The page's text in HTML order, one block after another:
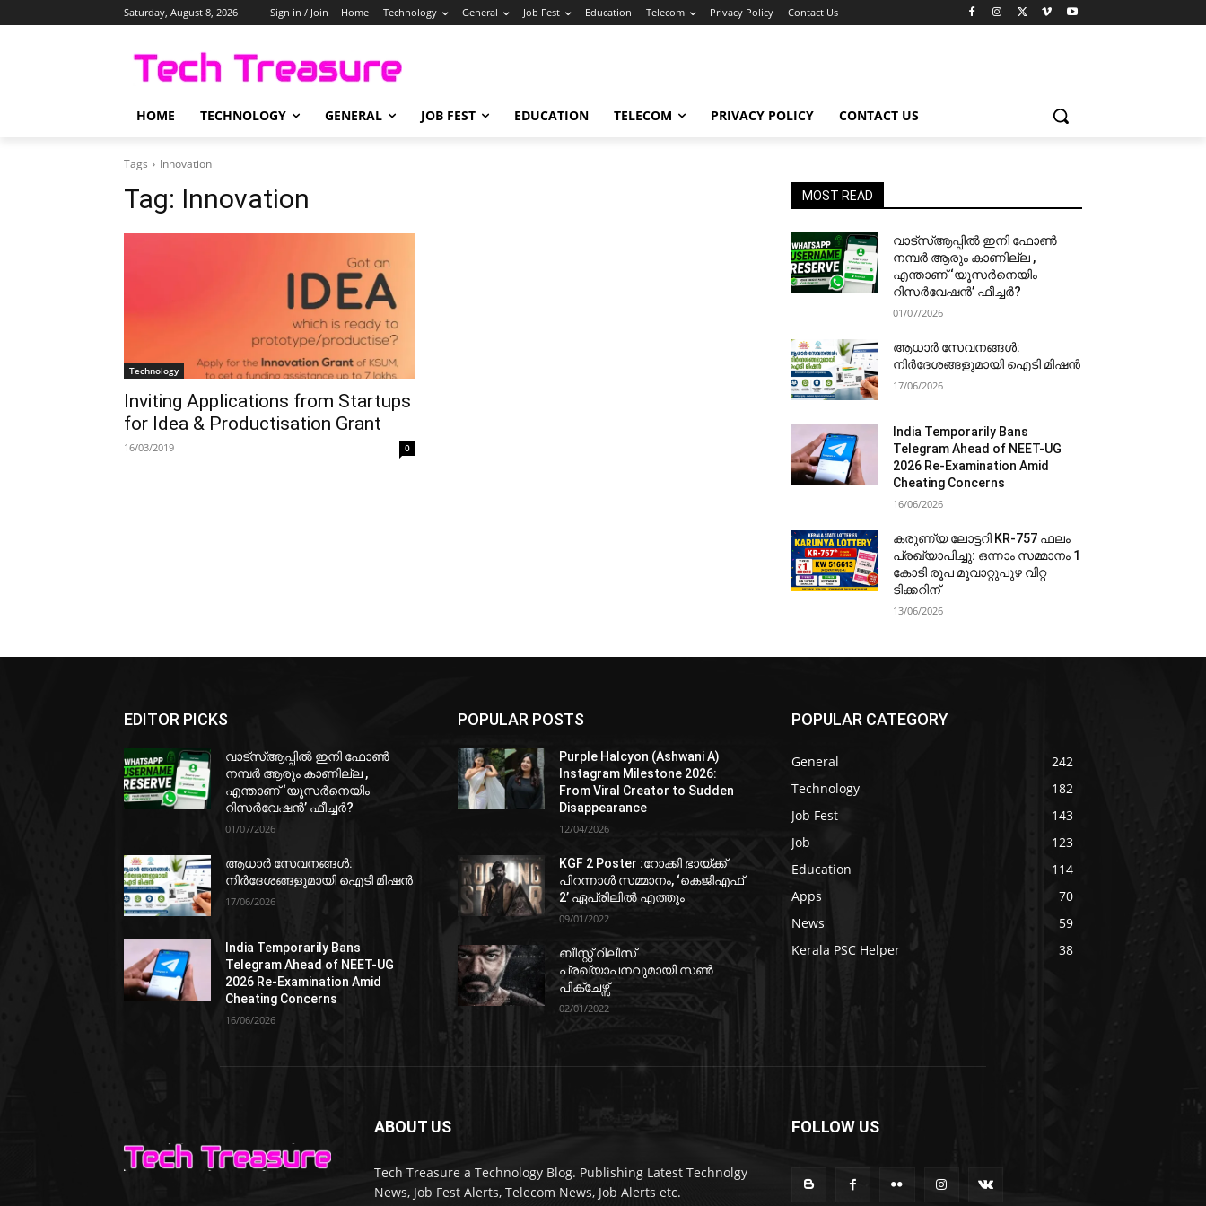
Saturday, August 8, 2026 Sign in / Join Home Technology General Job Fest Education Telecom Privacy Policy Contact Us
HOME TECHNOLOGY GENERAL JOB FEST EDUCATION TELECOM PRIVACY POLICY CONTACT US
Tags Innovation
Tag: Innovation
Technology
Inviting Applications from Startups
for Idea & Productisation Grant
16/03/2019 0
MOST READ
വാട്‌സ്ആപ്പിൽ ഇനി ഫോൺ
നമ്പർ ആരും കാണില്ല ,
എന്താണ് ‘യൂസർനെയിം
റിസർവേഷൻ’ ഫീച്ചർ?
01/07/2026
ആധാർ സേവനങ്ങൾ:
നിർദേശങ്ങളുമായി ഐടി മിഷൻ
17/06/2026
India Temporarily Bans
Telegram Ahead of NEET-UG
2026 Re-Examination Amid
Cheating Concerns
16/06/2026
കരുണ്യ ലോട്ടറി KR-757 ഫലം
പ്രഖ്യാപിച്ചു: ഒന്നാം സമ്മാനം 1
കോടി രൂപ മൂവാറ്റുപുഴ വിറ്റ
ടിക്കറിന്
13/06/2026
EDITOR PICKS
വാട്‌സ്ആപ്പിൽ ഇനി ഫോൺ
നമ്പർ ആരും കാണില്ല ,
എന്താണ് ‘യൂസർനെയിം
റിസർവേഷൻ’ ഫീച്ചർ?
01/07/2026
ആധാർ സേവനങ്ങൾ:
നിർദേശങ്ങളുമായി ഐടി മിഷൻ
17/06/2026
India Temporarily Bans
Telegram Ahead of NEET-UG
2026 Re-Examination Amid
Cheating Concerns
16/06/2026
POPULAR POSTS
Purple Halcyon (Ashwani A)
Instagram Milestone 2026:
From Viral Creator to Sudden
Disappearance
12/04/2026
KGF 2 Poster :റോക്കി ഭായ്ക്ക്
പിറന്നാൾ സമ്മാനം, ‘കെജിഎഫ്
2’ ഏപ്രിലിൽ എത്തും
09/01/2022
ബീസ്റ്റ് റിലീസ്
പ്രഖ്യാപനവുമായി സണ്‍
പിക്ചേഴ്സ്
02/01/2022
POPULAR CATEGORY
General
242
Technology
182
Job Fest
143
Job
123
Education
114
Apps
70
News
59
Kerala PSC Helper
38
ABOUT US
Tech Treasure a Technology Blog. Publishing Latest Technolgy
News, Job Fest Alerts, Telecom News, Job Alerts etc.
FOLLOW US